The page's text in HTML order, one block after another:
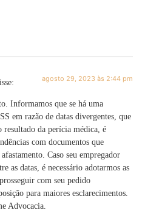
agosto 29, 2023 às 2:44 pm
Informamos que se há uma
em razão de datas divergentes, que
resultado da perícia médica, é
com documentos que
Caso seu empregador
as datas, é necessário adotarmos as
com seu pedido
para maiores esclarecimentos.
Advocacia.